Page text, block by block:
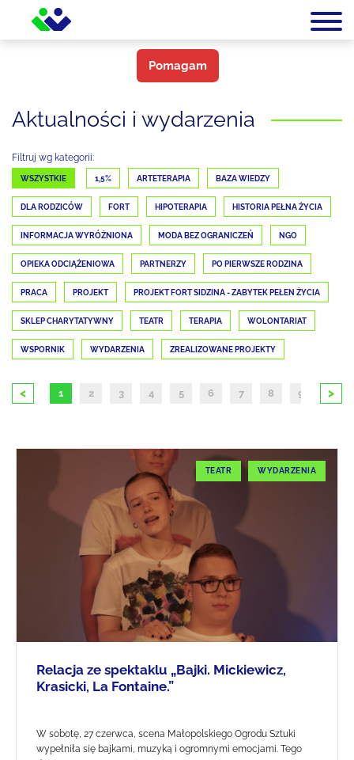
Pomagam
Aktualności i wydarzenia
Filtruj wg kategorii:
WSZYSTKIE 1,5% ARTETERAPIA BAZA WIEDZY
DLA RODZICÓW FORT HIPOTERAPIA HISTORIA PEŁNA ŻYCIA
INFORMACJA WYRÓŻNIONA MODA BEZ OGRANICZEŃ NGO
OPIEKA ODCIĄŻENIOWA PARTNERZY PO PIERWSZE RODZINA
PRACA PROJEKT PROJEKT FORT SIDZINA - ZABYTEK PEŁEN ŻYCIA
SKLEP CHARYTATYWNY TEATR TERAPIA WOLONTARIAT
WSPORNIK WYDARZENIA ZREALIZOWANE PROJEKTY
< 1 2 3 4 5 6 7 8 9 10
>
TEATR WYDARZENIA
Relacja ze spektaklu „Bajki. Mickiewicz,
Krasicki, La Fontaine.”
W sobotę, 27 czerwca, scena Małopolskiego Ogrodu Sztuki
wypełniła się bajkami, muzyką i ogromnymi emocjami. Tego